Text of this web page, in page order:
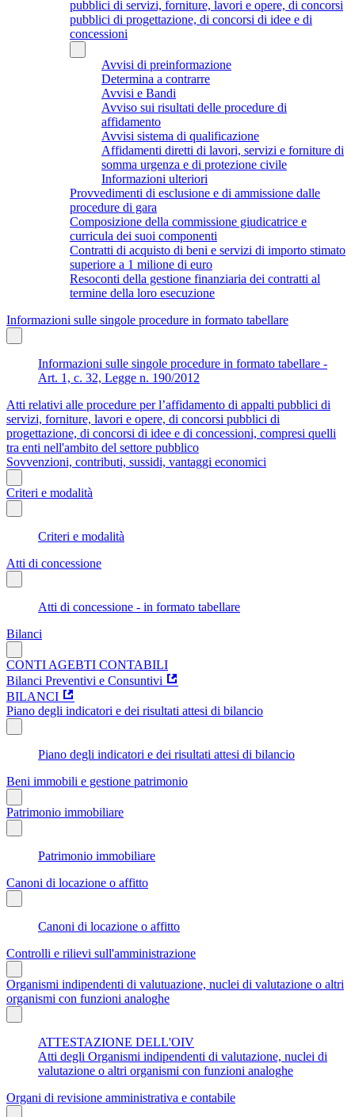
pubblici di servizi, forniture, lavori e opere, di concorsi
pubblici di progettazione, di concorsi di idee e di
concessioni
Avvisi di preinformazione
Determina a contrarre
Avvisi e Bandi
Avviso sui risultati delle procedure di
affidamento
Avvisi sistema di qualificazione
Affidamenti diretti di lavori, servizi e forniture di
somma urgenza e di protezione civile
Informazioni ulteriori
Provvedimenti di esclusione e di ammissione dalle
procedure di gara
Composizione della commissione giudicatrice e
curricula dei suoi componenti
Contratti di acquisto di beni e servizi di importo stimato
superiore a 1 milione di euro
Resoconti della gestione finanziaria dei contratti al
termine della loro esecuzione
Informazioni sulle singole procedure in formato tabellare
Informazioni sulle singole procedure in formato tabellare -
Art. 1, c. 32, Legge n. 190/2012
Atti relativi alle procedure per l’affidamento di appalti pubblici di
servizi, forniture, lavori e opere, di concorsi pubblici di
progettazione, di concorsi di idee e di concessioni, compresi quelli
tra enti nell'ambito del settore pubblico
Sovvenzioni, contributi, sussidi, vantaggi economici
Criteri e modalità
Criteri e modalità
Atti di concessione
Atti di concessione - in formato tabellare
Bilanci
CONTI AGEBTI CONTABILI
Bilanci Preventivi e Consuntivi
BILANCI
Piano degli indicatori e dei risultati attesi di bilancio
Piano degli indicatori e dei risultati attesi di bilancio
Beni immobili e gestione patrimonio
Patrimonio immobiliare
Patrimonio immobiliare
Canoni di locazione o affitto
Canoni di locazione o affitto
Controlli e rilievi sull'amministrazione
Organismi indipendenti di valutuazione, nuclei di valutazione o altri
organismi con funzioni analoghe
ATTESTAZIONE DELL'OIV
Atti degli Organismi indipendenti di valutazione, nuclei di
valutazione o altri organismi con funzioni analoghe
Organi di revisione amministrativa e contabile